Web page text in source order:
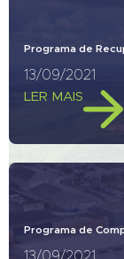
Programa de
13/09/2021
LER MAIS
Programa de